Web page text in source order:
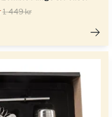
1 449 kr